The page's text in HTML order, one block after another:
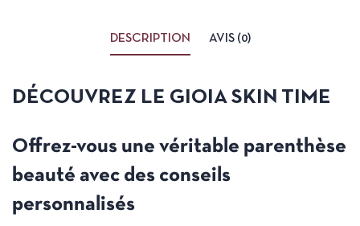
DESCRIPTION AVIS (0)
DÉCOUVREZ LE GIOIA SKIN TIME
Offrez-vous une véritable parenthèse
beauté avec des conseils
personnalisés